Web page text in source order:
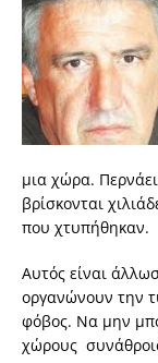
μια χώρα.
βρίσκονται
που χτυπήθηκαν.
Αυτός είναι
οργανώνουν την
φόβος. Να μην
χώρους